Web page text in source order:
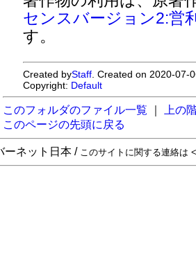
センスバージョン2:営
す。
Created byStaff . Created on 2020-
Copyright: Default
このフォルダのファイル一覧
上の
このページの先頭に戻る
ーネット日本 / このサイトに関する連絡は